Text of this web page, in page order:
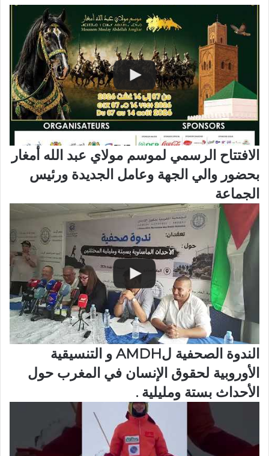
الافتتاح الرسمي لموسم مولاي عبد الله أمغار
بحضور والي الجهة وعامل الجديدة ورئيس
الجماعة
الندوة الصحفية لAMDH و التنسيقية
الأوروبية لحقوق الإنسان في المغرب حول
الأحداث بستة ومليلية .